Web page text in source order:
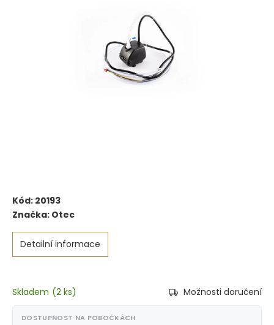
Kód: 20193
Značka: Otec
Detailní informace
Skladem (2 ks) Možnosti doručení
DOSTUPNOST NA POBOČKÁCH